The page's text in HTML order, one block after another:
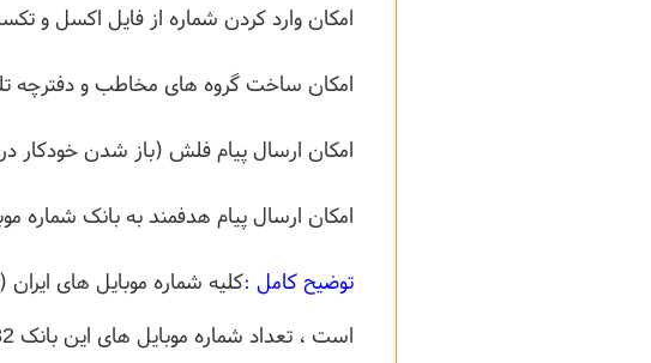
امکان وارد کردن شماره از فایل اکسل و
امکان ساخت گروه های مخاطب و دفترچه
امکان ارسال پیام فلش (باز شدن
امکان ارسال پیام هدفمند به بانک شماره
توضیح کامل :کلیه شماره موبایل های